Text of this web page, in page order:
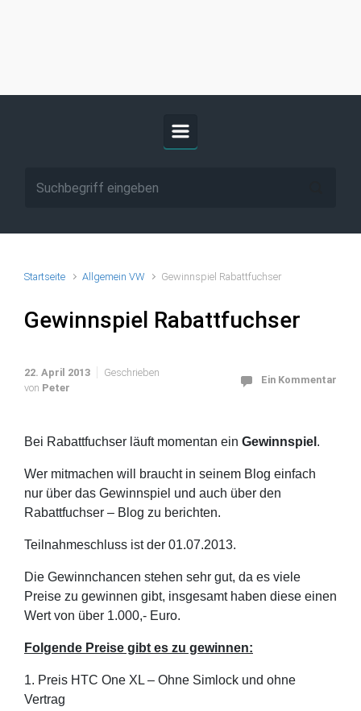
Startseite Allgemein VW Gewinnspiel Rabattfuchser
Gewinnspiel Rabattfuchser
22. April 2013
Geschrieben
von Peter
Ein Kommentar
Bei Rabattfuchser läuft momentan ein Gewinnspiel .
Wer mitmachen will braucht in seinem Blog einfach
nur über das Gewinnspiel und auch über den
Rabattfuchser – Blog zu berichten.
Teilnahmeschluss ist der 01.07.2013.
Die Gewinnchancen stehen sehr gut, da es viele
Preise zu gewinnen gibt, insgesamt haben diese einen
Wert von über 1.000,- Euro.
Folgende Preise gibt es zu gewinnen:
1. Preis HTC One XL – Ohne Simlock und ohne
Vertrag